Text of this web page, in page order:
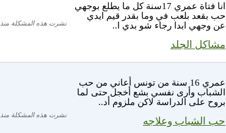
انا فتاة عمري 17سنة كل ما يطلع بوجهي
حب بقعد بلعب في وما بقدر قيم ايدي
عن وجهي ابدا رجاء شو بدي ا..
مشاكل الجلد
نشرت هذه المشكلة منذ 8 سنة
عمري 16 سنة من تونس أعاني من حب
الشباب وأرى نفسي بشع أخجل حتى لما
بروح على الدراسة لاكن ملزوم أد..
حب الشباب وعلاجه
نشرت هذه المشكلة منذ 8 سنة